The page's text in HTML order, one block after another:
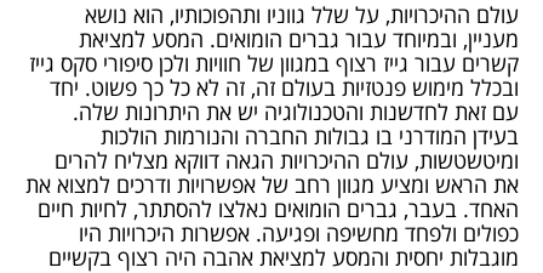
עולם ההיכרויות, על שלל גווניו ותהפוכותיו, הוא נושא
מעניין, ובמיוחד עבור גברים הומואים. המסע למציאת
קשרים עבור גייז רצוף במגוון של חוויות ולכן סיפורי סקס גייז
ובכלל מימוש פנטזיות בעולם זה, זה לא כל כך פשוט. יחד
עם זאת לחדשנות והטכנולוגיה יש את היתרונות שלה.
בעידן המודרני בו גבולות החברה והנורמות הולכות
ומיטשטשות, עולם ההיכרויות הגאה דווקא מצליח להרים
את הראש ומציע מגוון רחב של אפשרויות ודרכים למצוא את
האחד. בעבר, גברים הומואים נאלצו להסתתר, לחיות חיים
כפולים ולפחד מחשיפה ופגיעה. אפשרות היכרויות היו
מוגבלות יחסית והמסע למציאת אהבה היה רצוף בקשיים